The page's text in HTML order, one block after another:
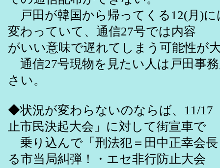
戸田が韓国から帰ってくる12(月)に
変わっていて、通信27号では内容
がいい意味で遅れてしまう可能性が
通信27号現物を見たい人は戸田事
さい。
◆状況が変わらないのならば、11/17
止市民決起大会」に対して街宣車で
乗り込んで「刑法犯＝田中正幸会
る市当局糾弾！・エセ非行防止大会